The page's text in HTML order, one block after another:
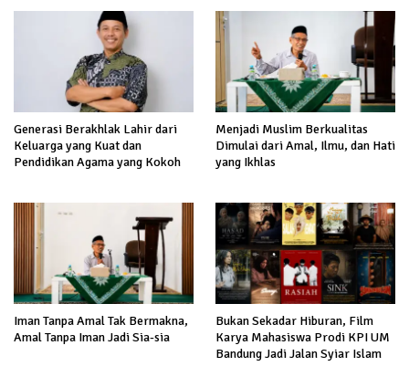
Generasi Berakhlak Lahir dari
Keluarga yang Kuat dan
Pendidikan Agama yang Kokoh
Menjadi Muslim Berkualitas
Dimulai dari Amal, Ilmu, dan Hati
yang Ikhlas
Iman Tanpa Amal Tak Bermakna,
Amal Tanpa Iman Jadi Sia-sia
Bukan Sekadar Hiburan, Film
Karya Mahasiswa Prodi KPI UM
Bandung Jadi Jalan Syiar Islam